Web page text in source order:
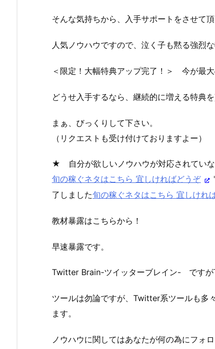
そんな気持ちから、入手サポートをさせて頂
人気ノウハウですので、泣く子も黙る強烈
＜限定！大幅特典アップ完了！＞ 今が最大
どうせ入手するなら、継続的に増える特典
まぁ、びっくりして下さい。
（リクエストも受け付けておりますよー）
★ 自分が欲しいノウハウが対応されていな
旬の稼ぐネタはこちら 宜しければどうぞ
了しました旬の稼ぐネタはこちら 宜しけれ
教材暴露はこちらから！
早速暴露です。
Twitter Brain-ツイッターブレイン- ですが
ツールは勿論ですが、Twitter系ツールも多
ます。
ノウハウに関してはあなたが何の為にフォ